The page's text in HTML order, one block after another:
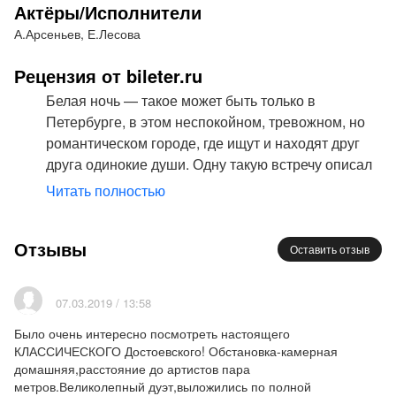
Актёры/Исполнители
А.Арсеньев, Е.Лесова
Рецензия от bileter.ru
Белая ночь — такое может быть только в
Петербурге, в этом неспокойном, тревожном, но
романтическом городе, где ищут и находят друг
друга одинокие души. Одну такую встречу описал
Достоевский — встречу некоего безымянного
отношения, но это знакомство на берегу канала
спектаклей. Режиссер театра «Алые паруса»
Екатерина Феоктистова делает еще одну попытку
разгадать замысел Достоевского — зачем он
развел этих двоих, ведь они могли бы составить
Читать полностью
Отзывы Оставить отзыв
07.03.2019 / 13:58
Было очень интересно посмотреть настоящего
КЛАССИЧЕСКОГО Достоевского! Обстановка-камерная
домашняя,расстояние до артистов пара
метров.Великолепный дуэт,выложились по полной